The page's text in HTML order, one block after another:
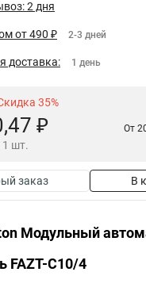
2 дня
от 490 ₽ 2-3 дней
доставка: 1 день
35%
₽
1 шт.
От
заказ В
Модульный
FAZT-C10/4